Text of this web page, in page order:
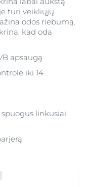
turi veikliųjų
odos riebumą.
kad oda
apsaugą
iki 14
linkusiai